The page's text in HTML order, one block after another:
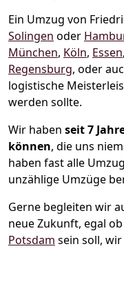
Ein Umzug von
Solingen oder
München, Köln, Essen,
Regensburg, oder
logistische
werden sollte.
Wir haben seit7
können, die uns
haben fast alle
unzählige Umzüge
Gerne begleiten wir
neue Zukunft, egal ob
Potsdam sein soll,